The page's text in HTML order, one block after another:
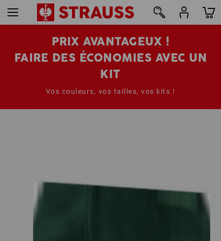
PRIX AVANTAGEUX !
FAIRE DES ÉCONOMIES AVEC UN
KIT
Vos couleurs, vos tailles, vos kits !